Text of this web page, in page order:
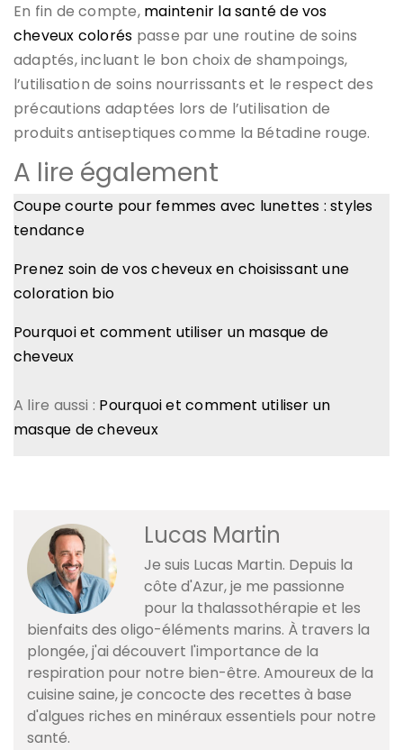
En fin de compte, maintenir la santé de vos
cheveux colorés passe par une routine de soins
adaptés, incluant le bon choix de shampoings,
l’utilisation de soins nourrissants et le respect des
précautions adaptées lors de l’utilisation de
produits antiseptiques comme la Bétadine rouge.
A lire également
Coupe courte pour femmes avec lunettes : styles
tendance
Prenez soin de vos cheveux en choisissant une
coloration bio
Pourquoi et comment utiliser un masque de
cheveux
A lire aussi : Pourquoi et comment utiliser un
masque de cheveux
Lucas Martin
Je suis Lucas Martin. Depuis la
côte d'Azur, je me passionne
pour la thalassothérapie et les
bienfaits des oligo-éléments marins. À travers la
plongée, j'ai découvert l'importance de la
respiration pour notre bien-être. Amoureux de la
cuisine saine, je concocte des recettes à base
d'algues riches en minéraux essentiels pour notre
santé.